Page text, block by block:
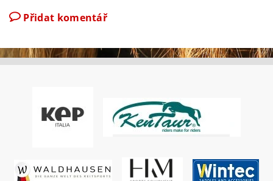
Přidat komentář